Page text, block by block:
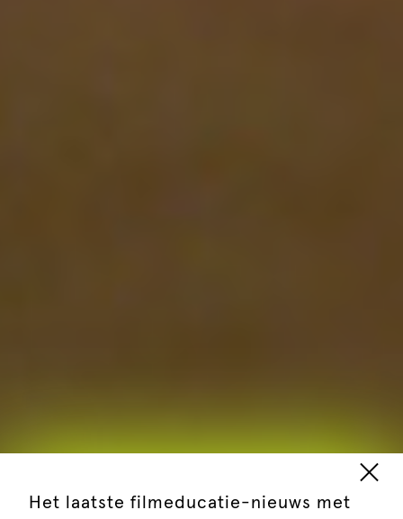
Het laatste filmeducatie-nieuws met